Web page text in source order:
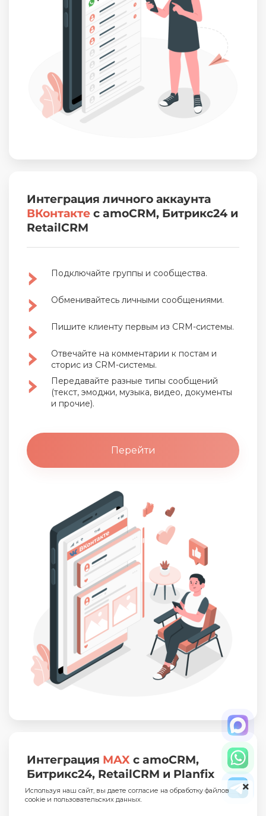
Интеграция личного аккаунта
ВКонтакте с amoCRM, Битрикс24 и
RetailCRM
Подключайте группы и сообщества.
Обменивайтесь личными сообщениями.
Пишите клиенту первым из CRM-системы.
Отвечайте на комментарии к постам и
сторис из CRM-системы.
Передавайте разные типы сообщений
(текст, эмоджи, музыка, видео, документы
и прочие).
Перейти
Интеграция MAX с amoCRM,
Битрикс24, RetailCRM и Planfix
Используя наш сайт, вы даете согласие на обработку файлов
cookie и пользовательских данных.